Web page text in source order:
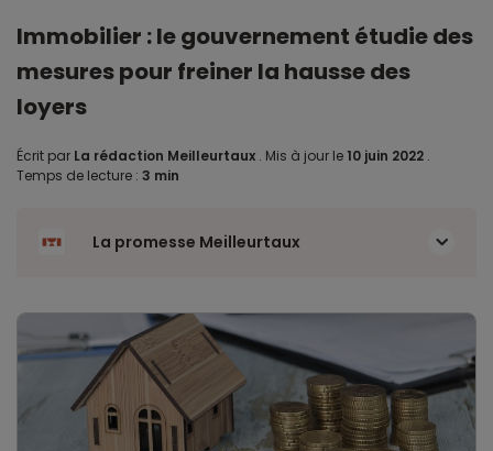
Immobilier : le gouvernement étudie des
mesures pour freiner la hausse des
loyers
Écrit par La rédaction Meilleurtaux . Mis à jour le 10 juin 2022 .
Temps de lecture : 3 min
La promesse Meilleurtaux